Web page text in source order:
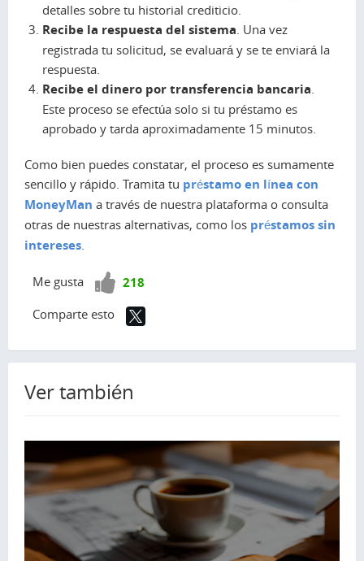
detalles sobre tu historial crediticio.
Recibe la respuesta del sistema. Una vez
registrada tu solicitud, se evaluará y se te enviará la
respuesta.
Recibe el dinero por transferencia bancaria.
Este proceso se efectúa solo si tu préstamo es
aprobado y tarda aproximadamente 15 minutos.
Como bien puedes constatar, el proceso es sumamente
sencillo y rápido. Tramita tu préstamo en línea con
MoneyMan a través de nuestra plataforma o consulta
otras de nuestras alternativas, como los préstamos sin
intereses
Me gusta
¡Vota218
Comparte esto
Ver también